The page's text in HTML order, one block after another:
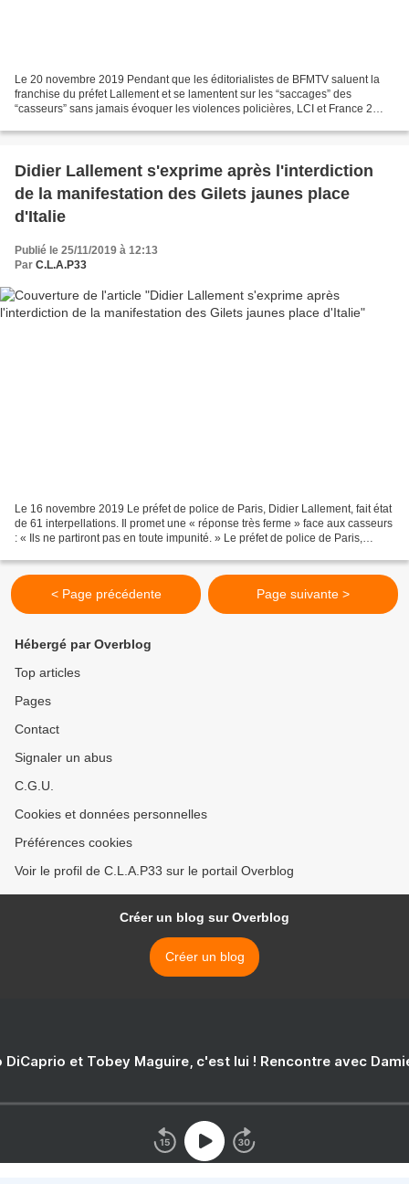
Le 20 novembre 2019 Pendant que les éditorialistes de BFMTV saluent la
franchise du préfet Lallement et se lamentent sur les “saccages” des
“casseurs” sans jamais évoquer les violences policières, LCI et France 2
Didier Lallement s'exprime après l'interdiction
de la manifestation des Gilets jaunes place
d'Italie
Publié le 25/11/2019 à 12:13
Par C.L.A.P33
Le 16 novembre 2019 Le préfet de police de Paris, Didier Lallement, fait état
de 61 interpellations. Il promet une « réponse très ferme » face aux casseurs
: « Ils ne partiront pas en toute impunité. » Le préfet de police de Paris,
< Page précédente Page suivante >
Hébergé par Overblog
Top articles
Pages
Contact
Signaler un abus
C.G.U.
Cookies et données personnelles
Préférences cookies
Voir le profil de C.L.A.P33 sur le portail Overblog
Créer un blog sur Overblog
Créer un blog
DiCaprio et Tobey Maguire, c'est lui ! Rencontre avec